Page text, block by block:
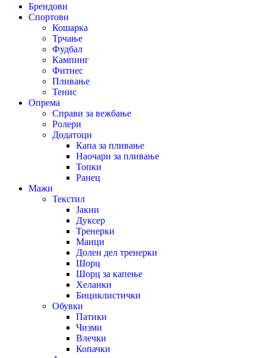
Брендови
Спортови
Кошарка
Трчање
Фудбал
Кампинг
Фитнес
Пливање
Тенис
Опрема
Справи за вежбање
Ролери
Додатоци
Капа за пливање
Наочари за пливање
Топки
Ранец
Мажи
Текстил
Јакни
Дуксер
Тренерки
Маици
Долен дел тренерки
Шорц
Шорц за капење
Хеланки
Бициклистички
Обувки
Патики
Чизми
Влечки
Копачки